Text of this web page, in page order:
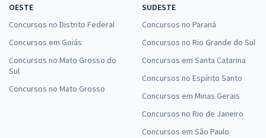
OESTE
Concursos no Distrito Federal
Concursos em Goiás
Concursos no Mato Grosso do
Sul
Concursos no Mato Grosso
SUDESTE
Concursos no Paraná
Concursos no Rio Grande do Sul
Concursos em Santa Catarina
Concursos no Espírito Santo
Concursos em Minas Gerais
Concursos no Rio de Janeiro
Concursos em São Paulo